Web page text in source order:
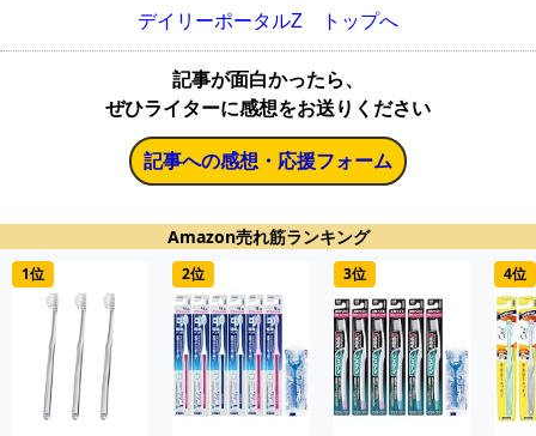
デイリーポータルZ トップへ
記事が面白かったら、
ぜひライターに感想をお送りください
記事への感想・応援フォーム
Amazon売れ筋ランキング
1位 2位 3位 4位